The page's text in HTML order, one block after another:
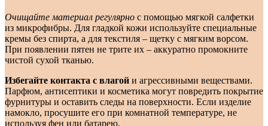
Очищайте материал регулярно с помощью мягкой салфетки
из микрофибры. Для гладкой кожи используйте специальные
кремы без спирта, а для текстиля – щетку с мягким ворсом.
При появлении пятен не трите их – аккуратно промокните
чистой сухой тканью.
Избегайте контакта с влагой и агрессивными веществами.
Парфюм, антисептики и косметика могут повредить покрытие
фурнитуры и оставить следы на поверхности. Если изделие
намокло, просушите его при комнатной температуре, не
используя фен или батарею.